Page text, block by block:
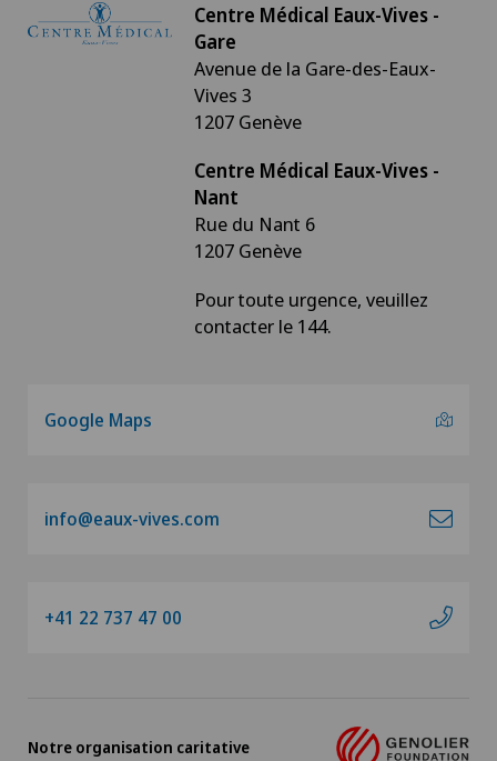
Centre Médical Eaux-Vives -
Gare
Avenue de la Gare-des-Eaux-
Vives 3
1207 Genève
Centre Médical Eaux-Vives -
Nant
Rue du Nant 6
1207 Genève
Pour toute urgence, veuillez
contacter le 144.
Google Maps
info@eaux-vives.com
+41 22 737 47 00
Notre organisation caritative